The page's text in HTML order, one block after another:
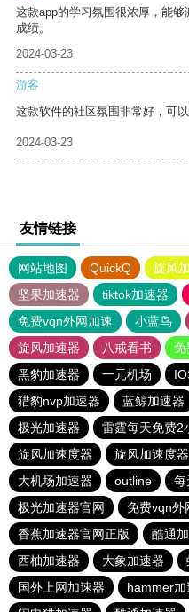
这款app的学习氛围很浓厚，能
成绩。
2024-03-23
游客
这款软件的社区氛围非常好，可
2024-03-23
友情链接
网站地图 QuickQ 旋风
坚果加速器
tiktok加速器
免费vqn外网加速
小蓝鸟
旋风加速器
八戒看书
免
黑豹加速器
一元机场
猎豹nvp加速器
蓝鲸加速器
极光加速器
雷霆每天免费2
旋风加速度器
旋风加速度器
大机场加速器
outline
每
极光加速器官网
免费vqn外
香蕉加速器官网正版
酷通
西柚加速器
大象加速器
国外上网加速器
hammer加